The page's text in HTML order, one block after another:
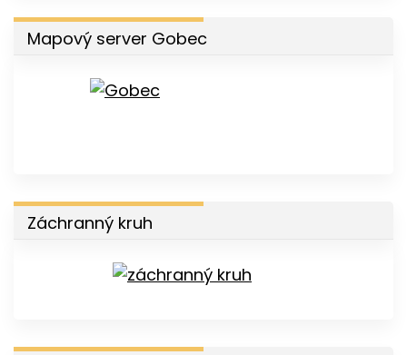
Mapový server Gobec
Záchranný kruh